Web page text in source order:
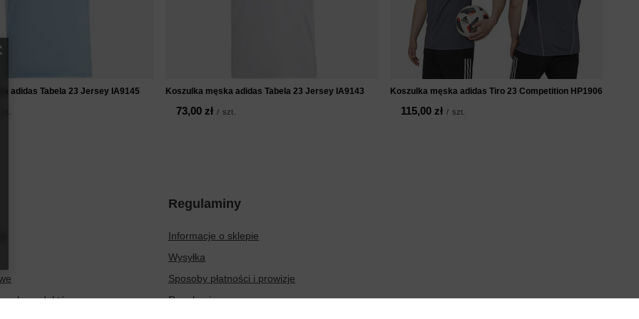
adidas Tabela 23 Jersey IA9145 Koszulka męska adidas Tabela 23 Jersey IA9143
73,00 zł / szt.
Koszulka męska adidas Tiro 23 Competition HP1906
115,00 zł / szt.
produktów
Regulaminy
Informacje o sklepie
Wysyłka
Sposoby płatności i prowizje
Regulamin